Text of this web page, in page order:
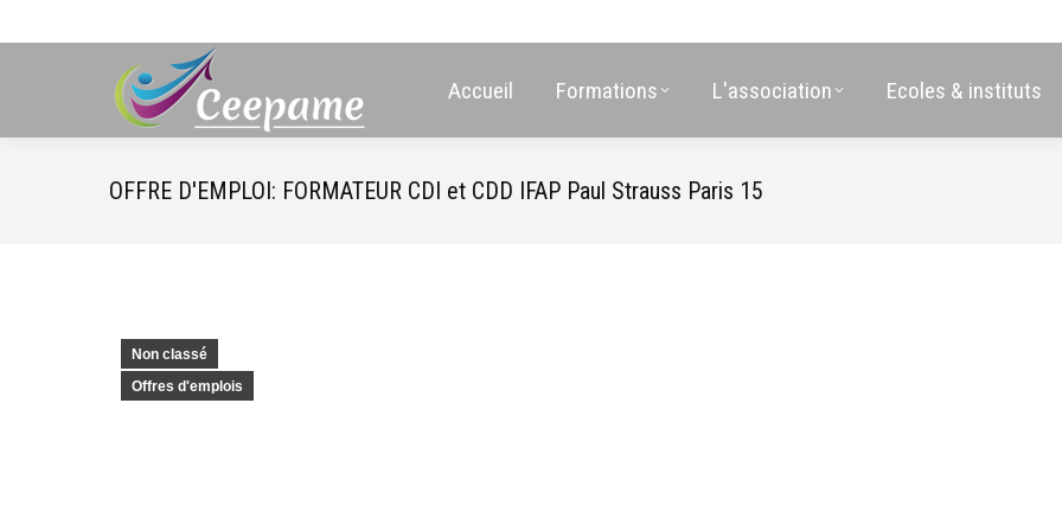
Accueil Formations L'association Ecoles & instituts
OFFRE D'EMPLOI: FORMATEUR CDI et CDD IFAP Paul Strauss Paris 15
Non classé
Offres d'emplois